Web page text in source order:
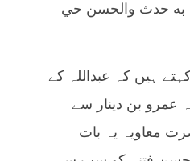
به حدث والحسن حي
ہیں کہ عبداللہ کے
عمرو بن دینار سے
معاویہ یہ بات